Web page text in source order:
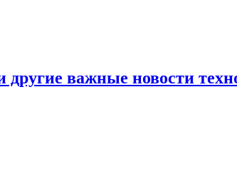
другие важные новости